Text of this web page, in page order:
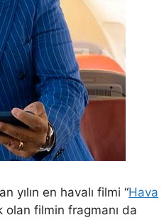
yılın en havalı filmi “Hava
olan filmin fragmanı da